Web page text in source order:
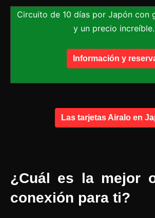
Circuito de 10 días por Japón con
y un precio increíble.
Información y
Las tarjetas Airalo en
¿Cuál es la mejor
conexión para ti?